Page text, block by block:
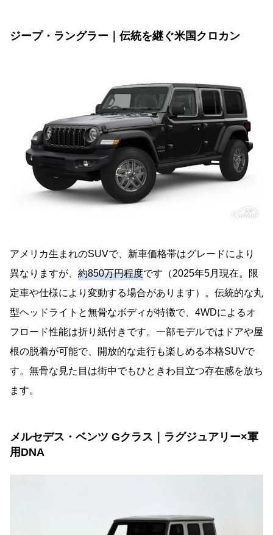
ジープ・ラングラー｜伝統を継ぐ米国クロカン
アメリカ生まれのSUVで、新車価格帯はグレードにより
異なりますが、 約850万円程度です（2025年5月現在。限
定車や仕様により変動する場合があります）。伝統的な丸
型ヘッドライトと無骨なボディが特徴で、4WDによるオ
フロード性能は折り紙付きです。一部モデルではドアや屋
根の脱着が可能で、開放的な走行も楽しめる本格SUVで
す。無骨な見た目は街中でもひときわ目立つ存在感を放ち
ます。
メルセデス・ベンツ Gクラス｜ラグジュアリー×軍
用DNA